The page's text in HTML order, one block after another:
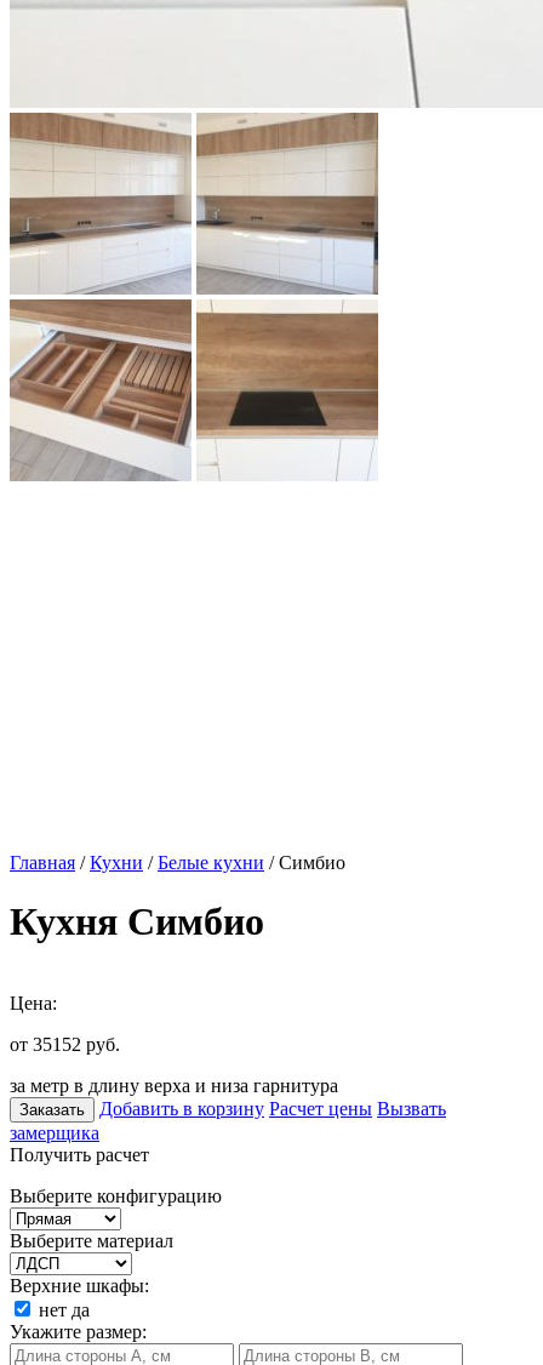
Главная /Кухни /Белые кухни / Симбио
Кухня Симбио
Цена:
от 35152 руб.
за метр в длину верха и низа гарнитура
Заказать Добавить в корзину Расчет цены Вызвать
замерщика
Получить расчет
Выберите конфигурацию
Выберите материал
Верхние шкафы:
нет да
Укажите размер: